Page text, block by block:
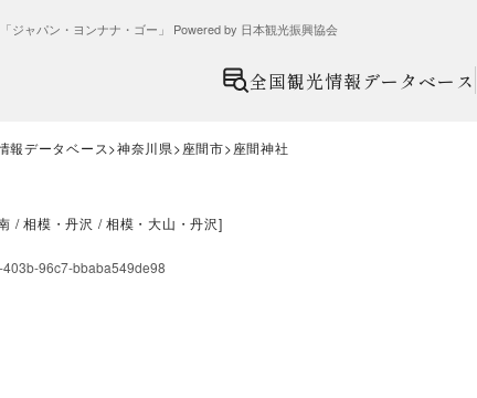
ジャパン・ヨンナナ・ゴー」 Powered by 日本観光振興協会
全国観光情報データベース
報データベース 神奈川県 座間市 座間神社
相模・丹沢 相模・大山・丹沢]
96c7-bbaba549de98